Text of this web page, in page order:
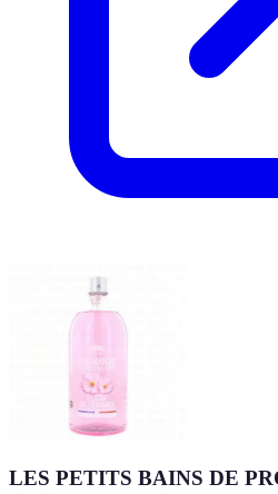
LES PETITS BAINS DE